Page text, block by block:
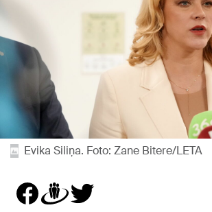
Evika Siliņa. Foto: Zane Bitere/LETA